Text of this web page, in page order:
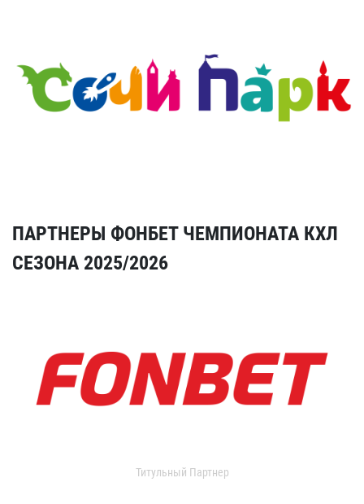
ПАРТНЕРЫ ФОНБЕТ ЧЕМПИОНАТА КХЛ
СЕЗОНА 2025/2026
Титульный Партнер